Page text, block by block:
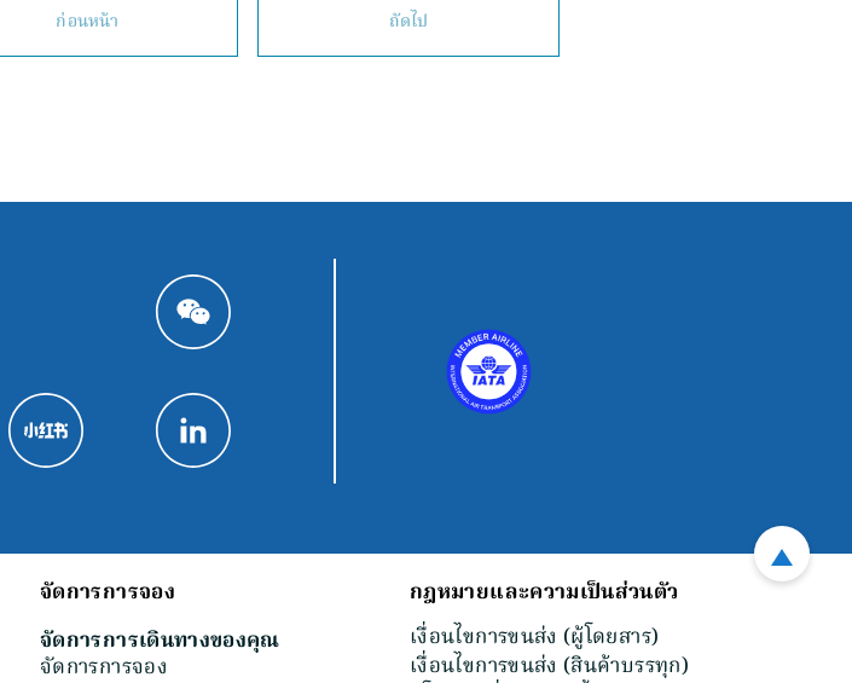
ก่อนหน้า ถัดไป
จัดการการจอง
จัดการการเดินทางของคุณ
จัดการการจอง
กฎหมายและความเป็นส่วนตัว
เงื่อนไขการขนส่ง (ผู้โดยสาร)
เงื่อนไขการขนส่ง (สินค้าบรรทุก)